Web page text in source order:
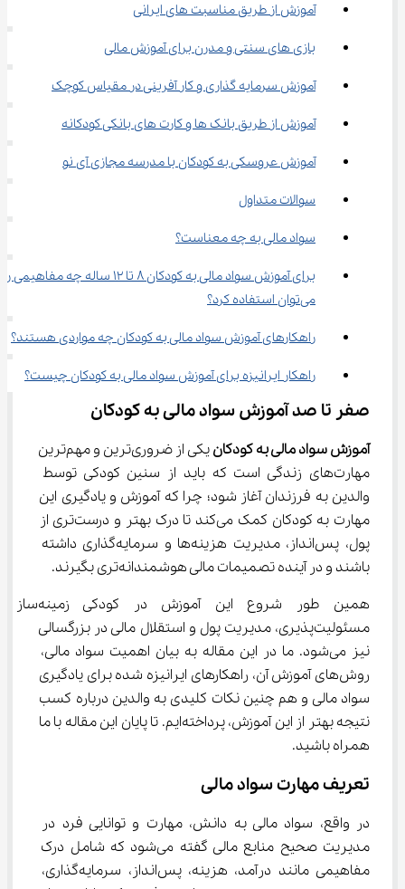
آموزش از طریق مناسبت های ایرانی
بازی های سنتی و مدرن برای آموزش مالی
آموزش سرمایه‌ گذاری و کار آفرینی در مقیاس کوچک
آموزش از طریق بانک ‌ها و کارت ‌های بانکی کودکانه
آموزش عروسکی به کودکان با مدرسه مجازی آی نو
سوالات متداول
سواد مالی به چه معناست؟
برای آموزش سواد مالی به کودکان 8 تا 12 ساله چه مفاهیمی را
می‌توان استفاده کرد؟
راهکارهای آموزش سواد مالی به کودکان چه مواردی هستند؟
راهکار ایرانیزه برای آموزش سواد مالی به کودکان چیست؟
صفر تا صد آموزش سواد مالی به کودکان
آموزش سواد مالی به کودکان
یکی از ضروری‌ترین و مهم‌ترین
مهارت‌های زندگی است که باید از سنین کودکی توسط
والدین به فرزندان آغاز شود؛ چرا که آموزش و یادگیری این
مهارت به کودکان کمک می‌کند تا درک بهتر و درست‌تری از
پول، پس‌انداز، مدیریت هزینه‌ها و سرمایه‌گذاری داشته
باشند و در آینده تصمیمات مالی هوشمندانه‌تری بگیرند.
همین طور شروع این آموزش در کودکی زمینه‌ساز
مسئولیت‌پذیری، مدیریت پول و استقلال مالی در بزرگسالی
نیز می‌شود. ما در این مقاله به بیان اهمیت سواد مالی،
روش‌های آموزش آن، راهکارهای ایرانیزه شده برای یادگیری
سواد مالی و هم چنین نکات کلیدی به والدین درباره کسب
نتیجه بهتر از این آموزش، پرداخته‌ایم. تا پایان این مقاله با ما
همراه باشید.
تعریف مهارت سواد مالی
در واقع، سواد مالی به دانش، مهارت و توانایی فرد در
مدیریت صحیح منابع مالی گفته می‌شود که شامل درک
مفاهیمی مانند درآمد، هزینه، پس‌انداز، سرمایه‌گذاری،